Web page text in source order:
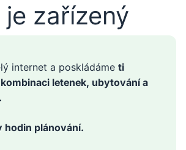
zařízený
internet a poskládáme ti
letenek, ubytování a
hodin plánování.